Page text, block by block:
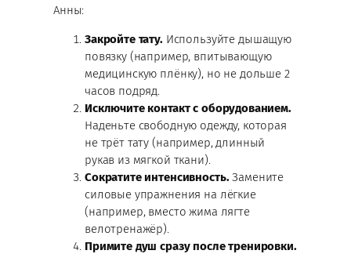
Анны:
Закройте тату.Используйте дышащую
повязку (например, впитывающую
медицинскую плёнку), но не дольше 2
часов подряд.
Исключите контакт с оборудованием.
Наденьте свободную одежду, которая
не трёт тату (например, длинный
рукав из мягкой ткани).
Сократите интенсивность.Замените
силовые упражнения на лёгкие
(например, вместо жима лягте
велотренажёр).
Примите душ сразу после тренировки.